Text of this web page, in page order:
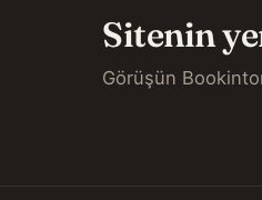
Sitenin
Görüşün